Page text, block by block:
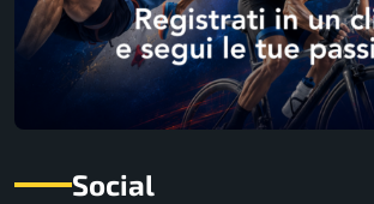
Social